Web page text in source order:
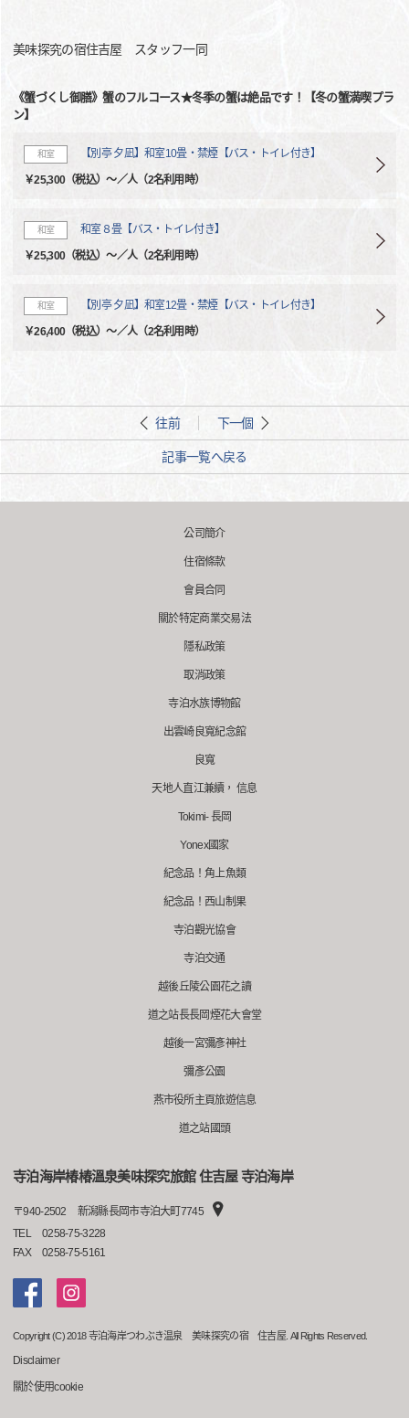
美味探究の宿住吉屋 スタッフ一同
《蟹づくし御膳》蟹のフルコース★冬季の蟹は絶品です！【冬の蟹満喫プラ
ン】
和室 【別亭 夕凪】和室10畳・禁煙【バス・トイレ付き】
￥25,300（税込）～／人（2名利用時）
和室 和室８畳【バス・トイレ付き】
￥25,300（税込）～／人（2名利用時）
和室 【別亭 夕凪】和室12畳・禁煙【バス・トイレ付き】
￥26,400（税込）～／人（2名利用時）
往前 下一個
記事一覧へ戻る
公司簡介
住宿條款
會員合同
關於特定商業交易法
隱私政策
取消政策
寺泊水族博物館
出雲崎良寬紀念館
良寬
天地人直江兼續， 信息
Tokimi- 長岡
Yonex國家
紀念品！角上魚類
紀念品！西山制果
寺泊觀光協會
寺泊交通
越後丘陵公園花之讀
道之站長長岡煙花大會堂
越後一宮彌彥神社
彌彥公園
燕市役所主頁旅遊信息
道之站國頭
寺泊海岸椿椿溫泉美味探究旅館 住吉屋 寺泊海岸
〒940-2502
新潟縣長岡市寺泊大町7745
TEL
0258-75-3228
FAX
0258-75-5161
Copyright (C) 2018 寺泊海岸つわぶき温泉 美味探究の宿 住吉屋. All Rights Reserved.
Disclaimer
關於使用cookie